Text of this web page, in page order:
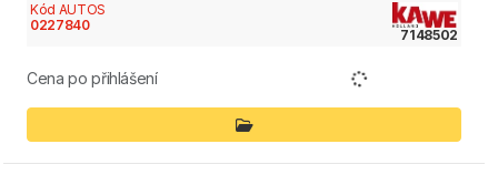
Kód AUTOS
0227840
7148502
Cena po přihlášení